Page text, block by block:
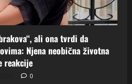
ali ona tvrdi da
Njena neobična životna
reakcije
0